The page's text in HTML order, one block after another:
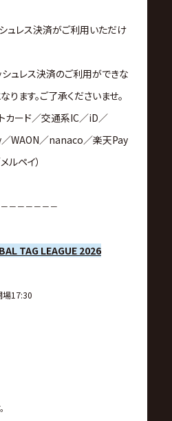
ュレス決済がご利用いただけ
ュレス決済のご利用ができな
ます。ご了承くださいませ。
トカード／交通系IC／iD／
WAON／nanaco／楽天Pay
ペイ）
－－－－－－
TAG LEAGUE 2026
場17:30